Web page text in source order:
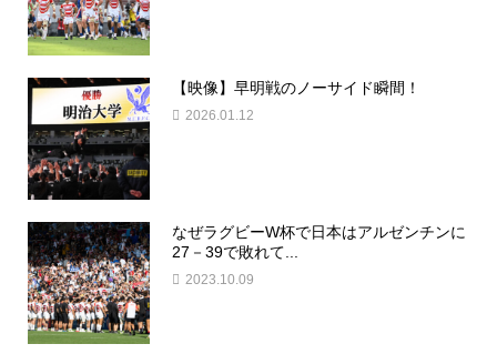
【映像】早明戦のノーサイド瞬間！
2026.01.12
なぜラグビーW杯で日本はアルゼンチンに
27－39で敗れて...
2023.10.09